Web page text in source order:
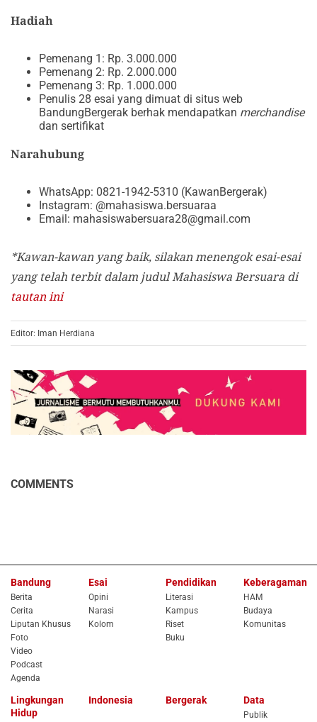
Hadiah
Pemenang 1: Rp. 3.000.000
Pemenang 2: Rp. 2.000.000
Pemenang 3: Rp. 1.000.000
Penulis 28 esai yang dimuat di situs web
BandungBergerak berhak mendapatkan merchandise
dan sertifikat
Narahubung
WhatsApp: 0821-1942-5310 (KawanBergerak)
Instagram: @mahasiswa.bersuaraa
Email: mahasiswabersuara28@gmail.com
*Kawan-kawan yang baik, silakan menengok esai-esai
yang telah terbit dalam judul Mahasiswa Bersuara di
tautan ini
Editor: Iman Herdiana
COMMENTS
Bandung
Berita
Cerita
Liputan Khusus
Foto
Video
Podcast
Agenda
Esai
Opini
Narasi
Kolom
Pendidikan
Literasi
Kampus
Riset
Buku
Keberagaman
HAM
Budaya
Komunitas
Lingkungan
Hidup
Indonesia Bergerak Data
Publik